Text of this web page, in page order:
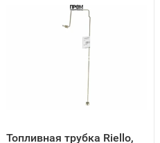
Топливная трубка Riello,